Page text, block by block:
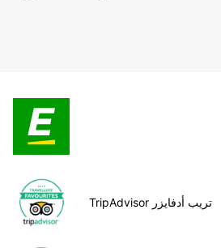
TripAdvisor تريب أدفايزر